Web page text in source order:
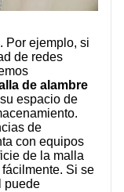
Por ejemplo, si
de redes
de alambre
espacio de
de
con equipos
de la malla
Si se
puede